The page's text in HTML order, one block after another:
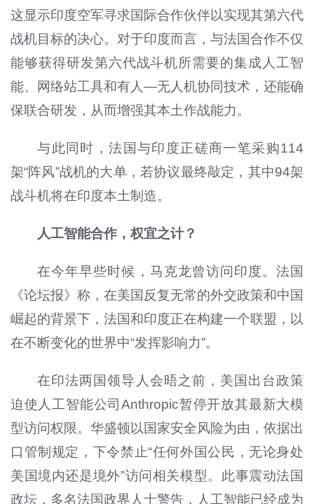
这显示印度空军寻求国际合作伙伴以实现其第六代
战机目标的决心。对于印度而言，与法国合作不仅
能够获得研发第六代战斗机所需要的集成人工智
能、网络站工具和有人—无人机协同技术，还能确
保联合研发，从而增强其本土作战能力。
与此同时，法国与印度正磋商一笔采购114
架“阵风”战机的大单，若协议最终敲定，其中94架
战斗机将在印度本土制造。
人工智能合作，权宜之计？
在今年早些时候，马克龙曾访问印度。法国
《论坛报》称，在美国反复无常的外交政策和中国
崛起的背景下，法国和印度正在构建一个联盟，以
在不断变化的世界中“发挥影响力”。
在印法两国领导人会晤之前，美国出台政策
迫使人工智能公司Anthropic暂停开放其最新大模
型访问权限。华盛顿以国家安全风险为由，依据出
口管制规定，下令禁止“任何外国公民，无论身处
美国境内还是境外”访问相关模型。此事震动法国
政坛，多名法国政界人士警告，人工智能已经成为